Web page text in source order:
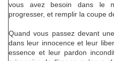
vous avez besoin dans le
progresser, et remplir la coupe
Quand vous passez devant
dans leur innocence et leur
essence et leur pardon